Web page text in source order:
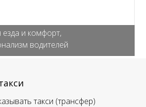
и комфорт,
водителей
такси (трансфер)